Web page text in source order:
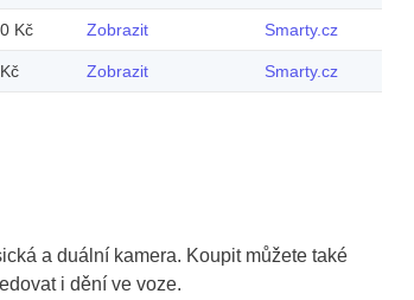
Kč Zobrazit Smarty.cz
Zobrazit Smarty.cz
a duální kamera. Koupit můžete také
i dění ve voze.